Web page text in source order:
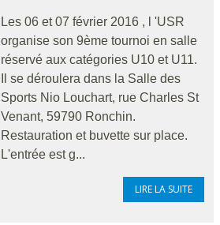
Les 06 et 07 février 2016 , l 'USR
organise son 9ème tournoi en salle
réservé aux catégories U10 et U11.
Il se déroulera dans la Salle des
Sports Nio Louchart, rue Charles St
Venant, 59790 Ronchin.
Restauration et buvette sur place.
L'entrée est g...
LIRE LA SUITE